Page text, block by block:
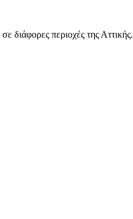
σε διάφορες περιοχές της Αττικής.